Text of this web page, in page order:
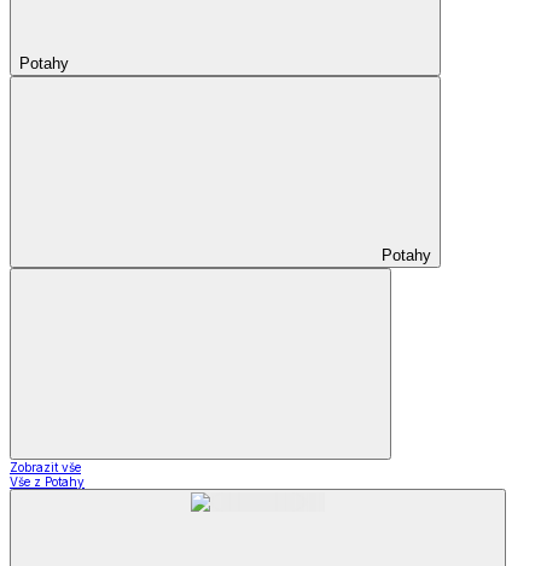
Potahy
Potahy
Zobrazit vše
Vše z Potahy